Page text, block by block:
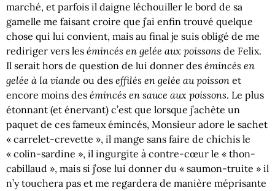
marché, et parfois il daigne léchouiller le bord de sa
gamelle me faisant croire que j’ai enfin trouvé quelque
chose qui lui convient, mais au final je suis obligé de me
rediriger vers les émincés en gelée aux poissons de Felix.
Il serait hors de question de lui donner des émincés en
gelée à la viande ou des effilés en gelée au poisson et
encore moins des émincés en sauce aux poissons. Le plus
étonnant (et énervant) c’est que lorsque j’achète un
paquet de ces fameux émincés, Monsieur adore le sachet
« carrelet-crevette », il mange sans faire de chichis le
« colin-sardine », il ingurgite à contre-cœur le « thon-
cabillaud », mais si j’ose lui donner du « saumon-truite » il
n’y touchera pas et me regardera de manière méprisante